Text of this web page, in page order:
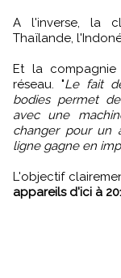
A l'inverse, la
Thaïlande,
Et la
réseau. "Le fait
bodies permet
avec une
changer pour un
ligne gagne en
L'objectif
appareils d'ici à